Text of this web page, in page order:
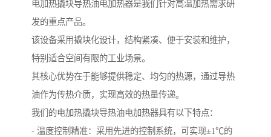
电加热撬块导热油电加热器是我们针对高温加热需求研
发的重点产品。
该设备采用撬块化设计，结构紧凑、便于安装和维护，
特别适合空间有限的工业场景。
其核心优势在于能够提供稳定、均匀的热源，通过导热
油作为传热介质，实现高效的热量传递。
我们的电加热撬块导热油电加热器具有以下特点：
- 温度控制精准：采用先进的控制系统，可实现±1℃的